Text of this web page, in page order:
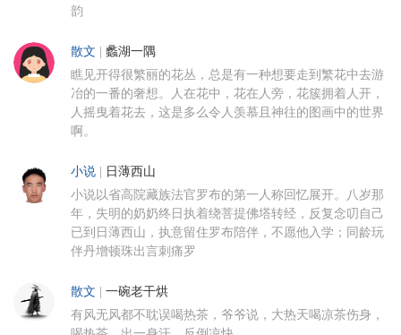
韵
散文 | 蠡湖一隅
瞧见开得很繁丽的花丛，总是有一种想要走到繁花中去游
冶的一番的奢想。人在花中，花在人旁，花簇拥着人开，
人摇曳着花去，这是多么令人羡慕且神往的图画中的世界
啊。
小说 | 日薄西山
小说以省高院藏族法官罗布的第一人称回忆展开。八岁那
年，失明的奶奶终日执着绕菩提佛塔转经，反复念叨自己
已到日薄西山，执意留住罗布陪伴，不愿他入学；同龄玩
伴丹增顿珠出言刺痛罗
散文 | 一碗老干烘
有风无风都不耽误喝热茶，爷爷说，大热天喝凉茶伤身，